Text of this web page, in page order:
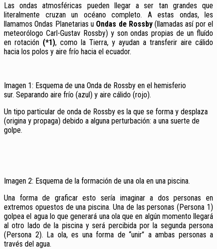
Las ondas atmosféricas pueden llegar a ser tan grandes que
literalmente cruzan un océano completo. A estas ondas, les
llamamos Ondas Planetarias u Ondas de Rossby(llamadas así por el
meteorólogo Carl-Gustav Rossby) y son ondas propias de un fluído
en rotación (*1), como la Tierra, y ayudan a transferir aire cálido
hacia los polos y aire frío hacia el ecuador.
Imagen 1: Esquema de una Onda de Rossby en el hemisferio
sur. Separando aire frío (azul) y aire cálido (rojo).
Un tipo particular de onda de Rossby es la que se forma y desplaza
(origina y propaga) debido a alguna perturbación: a una suerte de
golpe.
Imagen 2: Esquema de la formación de una ola en una piscina.
Una forma de graficar esto sería imaginar a dos personas en
extremos opuestos de una piscina. Una de las personas (Persona 1)
golpea el agua lo que generará una ola que en algún momento llegará
al otro lado de la piscina y será percibida por la segunda persona
(Persona 2). La ola, es una forma de “unir” a ambas personas a
través del agua.